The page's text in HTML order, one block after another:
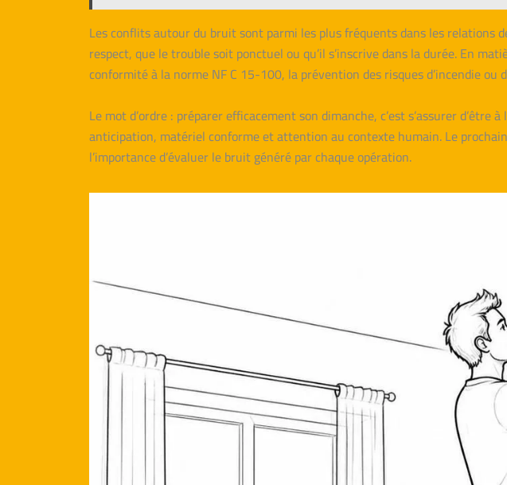
Les conflits autour du bruit sont parmi les plus fréquents dans les relations
respect, que le trouble soit ponctuel ou qu’il s’inscrive dans la durée. En
conformité à la norme NF C 15-100, la prévention des risques d’incendie
Le mot d’ordre : préparer efficacement son dimanche, c’est s’assurer
anticipation, matériel conforme et attention au contexte humain. Le
l’importance d’évaluer le bruit généré par chaque opération.